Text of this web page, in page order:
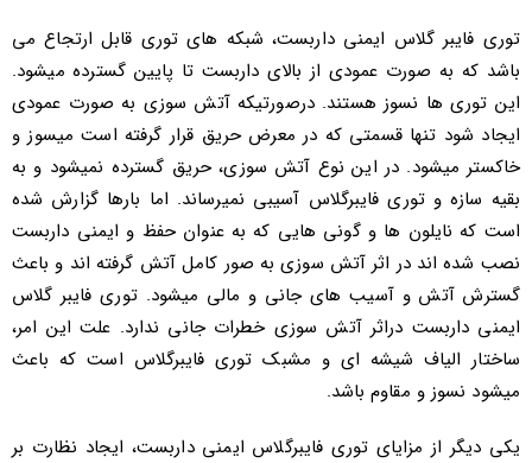
توری فایبر گلاس ایمنی داربست، شبکه های توری قابل ارتجاع می
باشد که به صورت عمودی از بالای داربست تا پایین گسترده میشود.
این توری ها نسوز هستند. درصورتیکه آتش سوزی به صورت عمودی
ایجاد شود تنها قسمتی که در معرض حریق قرار گرفته است میسوز و
خاکستر میشود. در این نوع آتش سوزی، حریق گسترده نمیشود و به
بقیه سازه و توری فایبرگلاس آسیبی نمیرساند. اما بارها گزارش شده
است که نایلون ها و گونی هایی که به عنوان حفظ و ایمنی داربست
نصب شده اند در اثر آتش سوزی به صور کامل آتش گرفته اند و باعث
گسترش آتش و آسیب های جانی و مالی میشود. توری فایبر گلاس
ایمنی داربست دراثر آتش سوزی خطرات جانی ندارد. علت این امر،
ساختار الیاف شیشه ای و مشبک توری فایبرگلاس است که باعث
میشود نسوز و مقاوم باشد.
یکی دیگر از مزایای توری فایبرگلاس ایمنی داربست، ایجاد نظارت بر